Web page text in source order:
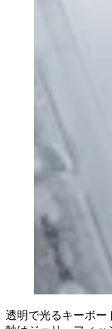
透明で光るキーボー